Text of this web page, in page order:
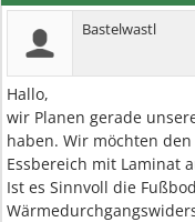
Bastelwastl
Hallo,
wir Planen gerade
haben. Wir möchten
Essbereich mit Laminat
Ist es Sinnvoll die